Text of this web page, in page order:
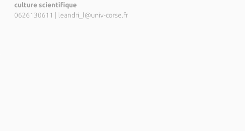
culture scientifique
0626130611
leandri_l@univ-corse.fr